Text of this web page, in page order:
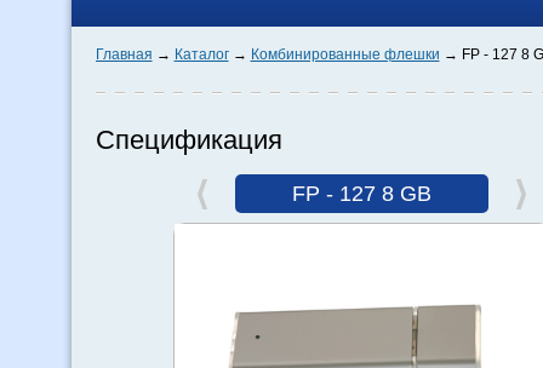
Главная Каталог Комбинированные флешки FP - 127 8
Спецификация
FP - 127 8 GB